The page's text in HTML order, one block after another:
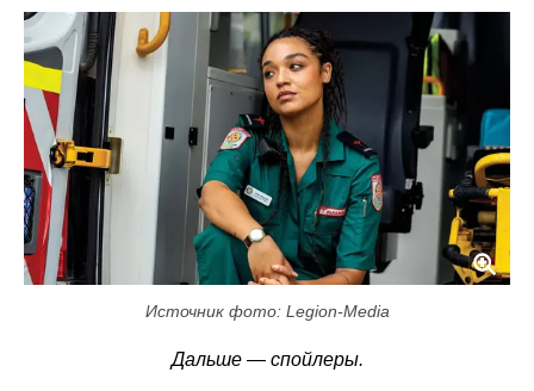
Источник фото: Legion-Media
Дальше — спойлеры.